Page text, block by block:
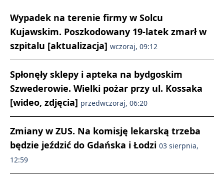
Wypadek na terenie firmy w Solcu
Kujawskim. Poszkodowany 19-latek zmarł w
szpitalu [aktualizacja] wczoraj, 09:12
Spłonęły sklepy i apteka na bydgoskim
Szwederowie. Wielki pożar przy ul. Kossaka
[wideo, zdjęcia] przedwczoraj, 06:20
Zmiany w ZUS. Na komisję lekarską trzeba
będzie jeździć do Gdańska i Łodzi 03 sierpnia,
12:59